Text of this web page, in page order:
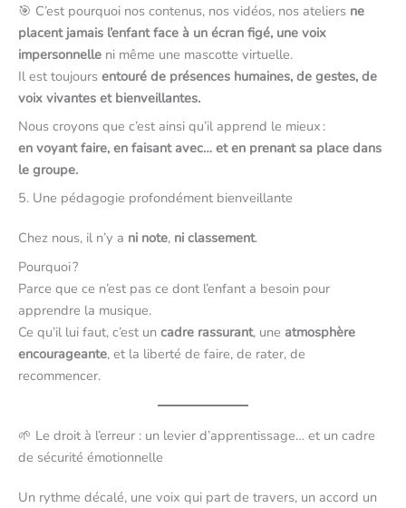
🎯 C’est pourquoi nos contenus, nos vidéos, nos ateliers ne
placent jamais l’enfant face à un écran figé, une voix
impersonnelle ni même une mascotte virtuelle.
Il est toujours entouré de présences humaines, de gestes, de
voix vivantes et bienveillantes.
Nous croyons que c’est ainsi qu’il apprend le mieux :
en voyant faire, en faisant avec… et en prenant sa place dans
le groupe.
5. Une pédagogie profondément bienveillante
Chez nous, il n’y a ni note, ni classement.
Pourquoi ?
Parce que ce n’est pas ce dont l’enfant a besoin pour
apprendre la musique.
Ce qu’il lui faut, c’est un cadre rassurant, une atmosphère
encourageante, et la liberté de faire, de rater, de
recommencer.
🌱 Le droit à l’erreur : un levier d’apprentissage… et un cadre
de sécurité émotionnelle
Un rythme décalé, une voix qui part de travers, un accord un